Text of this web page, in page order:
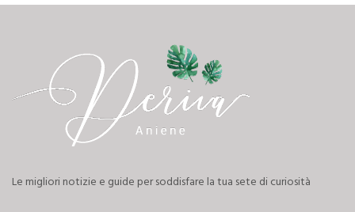
Le migliori notizie e guide per soddisfare la tua sete di curiosità